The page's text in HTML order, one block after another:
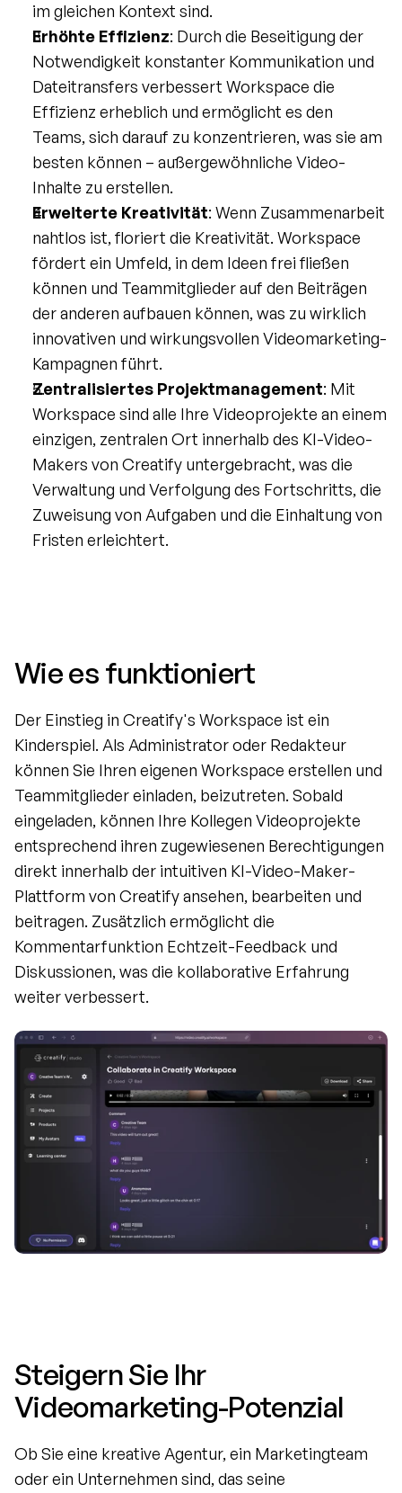
im gleichen Kontext sind.
Erhöhte Effizienz: Durch die Beseitigung der
Notwendigkeit konstanter Kommunikation und
Dateitransfers verbessert Workspace die
Effizienz erheblich und ermöglicht es den
Teams, sich darauf zu konzentrieren, was sie am
besten können – außergewöhnliche Video-
Inhalte zu erstellen.
Erweiterte Kreativität: Wenn Zusammenarbeit
nahtlos ist, floriert die Kreativität. Workspace
fördert ein Umfeld, in dem Ideen frei fließen
können und Teammitglieder auf den Beiträgen
der anderen aufbauen können, was zu wirklich
innovativen und wirkungsvollen Videomarketing-
Kampagnen führt.
Zentralisiertes Projektmanagement: Mit
Workspace sind alle Ihre Videoprojekte an einem
einzigen, zentralen Ort innerhalb des KI-Video-
Makers von Creatify untergebracht, was die
Verwaltung und Verfolgung des Fortschritts, die
Zuweisung von Aufgaben und die Einhaltung von
Fristen erleichtert.
Wie es funktioniert
Der Einstieg in Creatify's Workspace ist ein
Kinderspiel. Als Administrator oder Redakteur
können Sie Ihren eigenen Workspace erstellen und
Teammitglieder einladen, beizutreten. Sobald
eingeladen, können Ihre Kollegen Videoprojekte
entsprechend ihren zugewiesenen Berechtigungen
direkt innerhalb der intuitiven KI-Video-Maker-
Plattform von Creatify ansehen, bearbeiten und
beitragen. Zusätzlich ermöglicht die
Kommentarfunktion Echtzeit-Feedback und
Diskussionen, was die kollaborative Erfahrung
weiter verbessert.
Steigern Sie Ihr
Videomarketing-Potenzial
Ob Sie eine kreative Agentur, ein Marketingteam
oder ein Unternehmen sind, das seine